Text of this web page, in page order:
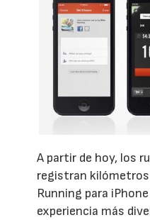
A partir de hoy, los
registran
Running para
experiencia más